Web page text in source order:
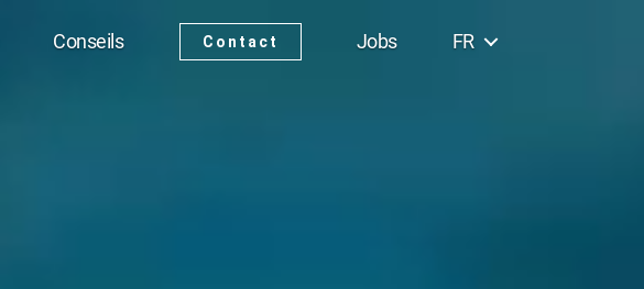
Conseils Contact Jobs FR